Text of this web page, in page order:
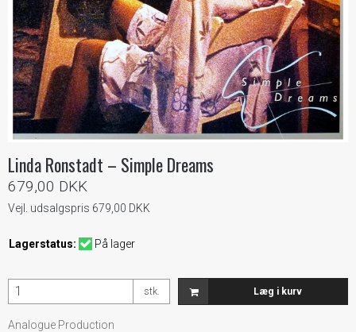
Linda Ronstadt – Simple Dreams
679,00 DKK
Vejl. udsalgspris 679,00 DKK
Lagerstatus: På lager
stk. Læg i kurv
Analogue Production